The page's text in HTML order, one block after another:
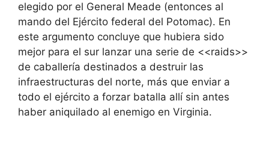
elegido por el General Meade (entonces al
mando del Ejército federal del Potomac). En
este argumento concluye que hubiera sido
mejor para el sur lanzar una serie de <<raids>>
de caballería destinados a destruir las
infraestructuras del norte, más que enviar a
todo el ejército a forzar batalla allí sin antes
haber aniquilado al enemigo en Virginia.